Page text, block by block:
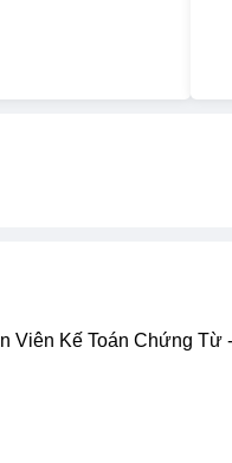
Viên Kế Toán Chứng Từ